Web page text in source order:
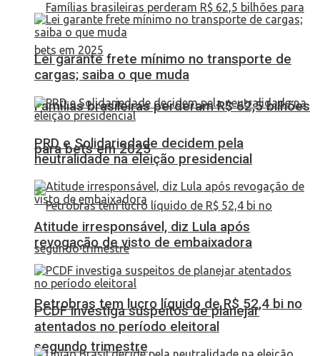
Famílias brasileiras perderam R$ 62,5 bilhões
para bets em 2025
Petrobras tem lucro líquido de R$ 52,4 bi no
segundo trimestre
Lei garante frete mínimo no transporte de
cargas; saiba o que muda
PRD e Solidariedade decidem pela
neutralidade na eleição presidencial
Atitude irresponsável, diz Lula após
revogação de visto de embaixadora
PCDF investiga suspeitos de planejar
atentados no período eleitoral